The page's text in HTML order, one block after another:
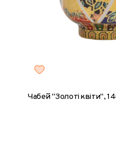
Чабей "Золоті квіти",